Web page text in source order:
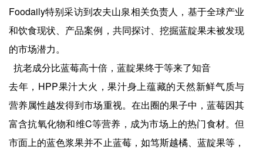
Foodaily特别采访到农夫山泉相关负责人，基于全球产业
和饮食现状、产品案例，共同探讨、挖掘蓝靛果未被发现
的市场潜力。
抗老成分比蓝莓高十倍，蓝靛果终于等来了知音
去年，HPP果汁大火，果汁身上蕴藏的天然新鲜气质与
营养属性越发得到市场重视。在出圈的果子中，蓝莓因其
富含抗氧化物和维C等营养，成为市场上的热门食材。但
市面上的蓝色浆果并不止蓝莓，如笃斯越橘、蓝靛果等，